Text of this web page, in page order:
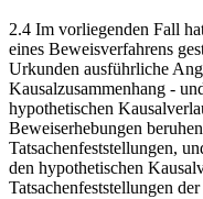
2.4 Im vorliegenden Fall
eines Beweisverfahrens
Urkunden ausführliche
Kausalzusammenhang -
hypothetischen
Beweiserhebungen
Tatsachenfeststellungen,
den hypothetischen
Tatsachenfeststellungen